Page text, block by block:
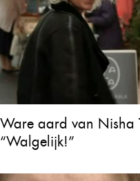
Ware aard van Nisha
“Walgelijk!”